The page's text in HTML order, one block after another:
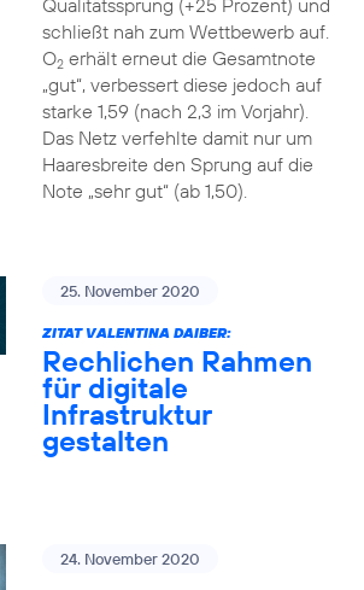
Qualitätssprung (+25 Prozent) und
schließt nah zum Wettbewerb auf.
O2erhält erneut die Gesamtnote
„gut“, verbessert diese jedoch auf
starke 1,59 (nach 2,3 im Vorjahr).
Das Netz verfehlte damit nur um
Haaresbreite den Sprung auf die
Note „sehr gut“ (ab 1,50).
25. November 2020
ZITAT VALENTINA DAIBER:
Rechlichen Rahmen
für digitale
Infrastruktur
gestalten
24. November 2020